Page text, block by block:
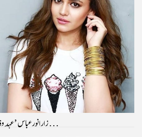
زارا نور عباس ’عہد وفا‘ کی کامیابی پر ساتھیوں اور آئی ایس…